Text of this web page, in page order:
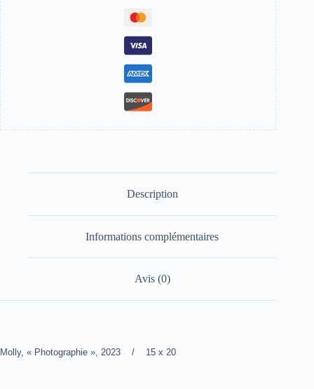
Description
Informations complémentaires
Avis (0)
Molly, « Photographie », 2023 / 15 x 20